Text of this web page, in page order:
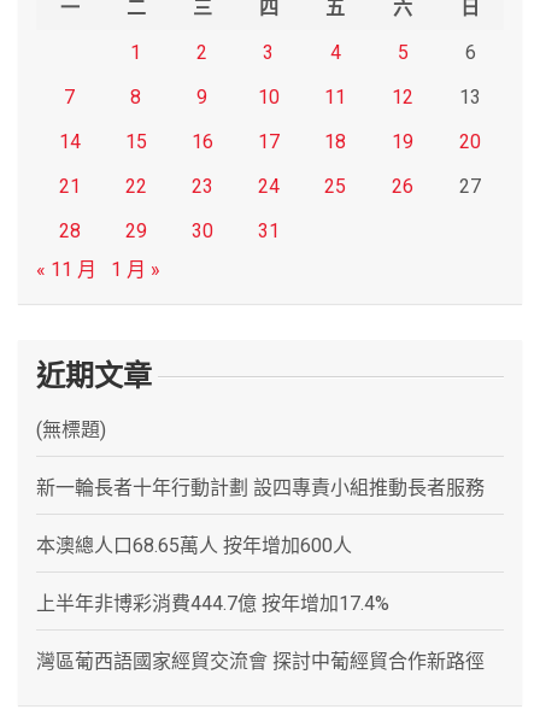
一 二 三 四 五 六
日
1
2 3 4 5
6
7
8 9 10 11 12
13
14
15 16 17 18 19
20
21
22 23 24 25 26
27
28
29 30
31
« 11 月
1 月 »
近期文章
(無標題)
新一輪長者十年行動計劃 設四專責小組推動長者服務
本澳總人口68.65萬人 按年增加600人
上半年非博彩消費444.7億 按年增加17.4%
灣區葡西語國家經貿交流會 探討中葡經貿合作新路徑